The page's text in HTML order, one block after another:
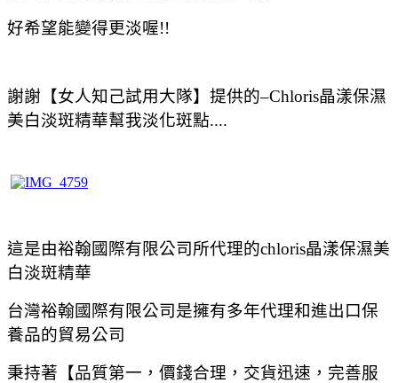
好希望能變得更淡喔!!
謝謝【女人知己試用大隊】提供的–Chloris晶漾保濕
美白淡斑精華幫我淡化斑點....
這是由裕翰國際有限公司所代理的chloris晶漾保濕美
白淡斑精華
台灣裕翰國際有限公司是擁有多年代理和進出口保
養品的貿易公司
秉持著【品質第一，價錢合理，交貨迅速，完善服